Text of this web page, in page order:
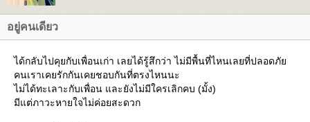
อยู่คนเดียว
ได้กลับไปคุยกับเพื่อนเก่า เลยได้รู้สึกว่า ไม่มีพื้นที่ไหนเลยที่ปลอดภั
คนเราเคยรักกันเคยชอบกันที่ตรงไหนนะ
ไม่ได้ทะเลาะกับเพื่อน และยังไม่มีใครเลิกคบ (มั้ง)
มีแต่ภาวะหายใจไม่ค่อยสะดวก